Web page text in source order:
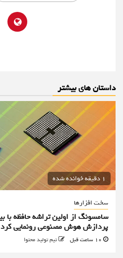
داستان های بیشتر
1 دقیقه خوانده شده
سخت افزارها
پردازش هوش مصنوعی رونمایی کرد
تیم تولید محتوا